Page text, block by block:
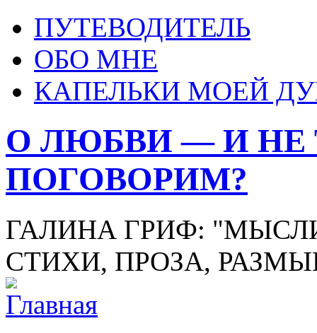
ПУТЕВОДИТЕЛЬ
ОБО МНЕ
КАПЕЛЬКИ МОЕЙ
О ЛЮБВИ — И НЕ
ПОГОВОРИМ?
ГАЛИНА ГРИФ:
СТИХИ, ПРОЗА,